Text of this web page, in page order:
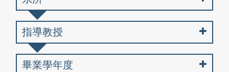
指導教授
畢業學年度